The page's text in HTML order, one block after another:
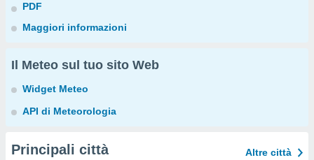
PDF
Maggiori informazioni
Il Meteo sul tuo sito Web
Widget Meteo
API di Meteorologia
Principali città Altre città